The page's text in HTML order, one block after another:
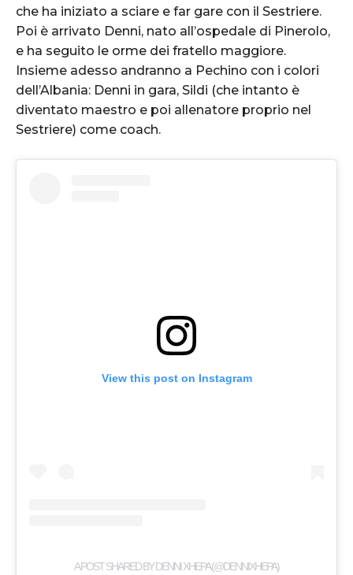
che ha iniziato a sciare e far gare con il Sestriere.
Poi è arrivato Denni, nato all’ospedale di Pinerolo,
e ha seguito le orme dei fratello maggiore.
Insieme adesso andranno a Pechino con i colori
dell’Albania: Denni in gara, Sildi (che intanto è
diventato maestro e poi allenatore proprio nel
Sestriere) come coach.
View this post on Instagram
A POST SHARED BY DENNI XHEPA (@DENNIXHEPA)